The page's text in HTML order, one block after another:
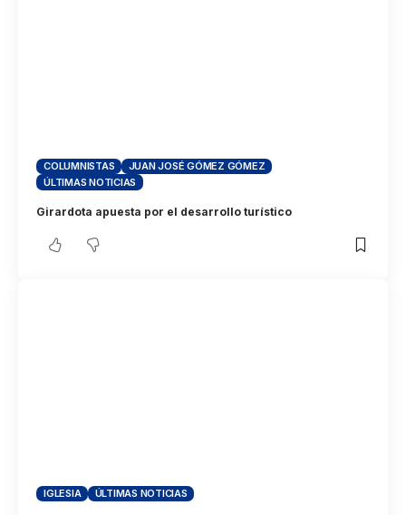
COLUMNISTAS
JUAN JOSÉ GÓMEZ GÓMEZ
ÚLTIMAS NOTICIAS
Girardota apuesta por el desarrollo turístico
IGLESIA ÚLTIMAS NOTICIAS